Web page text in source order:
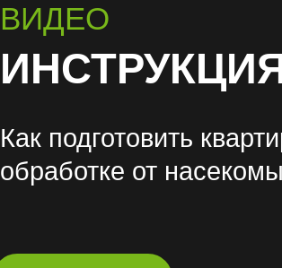
Как подготовить
обработке от
ВИДЕО